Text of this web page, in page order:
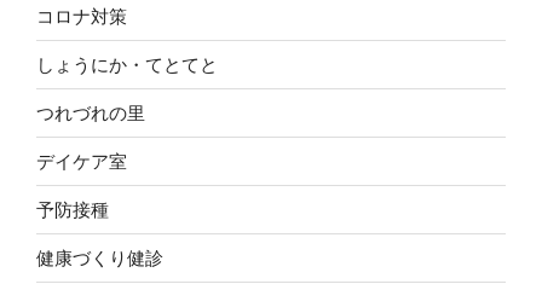
コロナ対策
しょうにか・てとてと
つれづれの里
デイケア室
予防接種
健康づくり健診